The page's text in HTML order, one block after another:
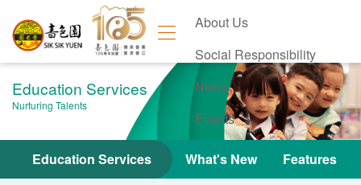
About Us
Social Responsibility
News
Events
Contact Us
Education Services
Nurturing Talents
Education Services What's New Features